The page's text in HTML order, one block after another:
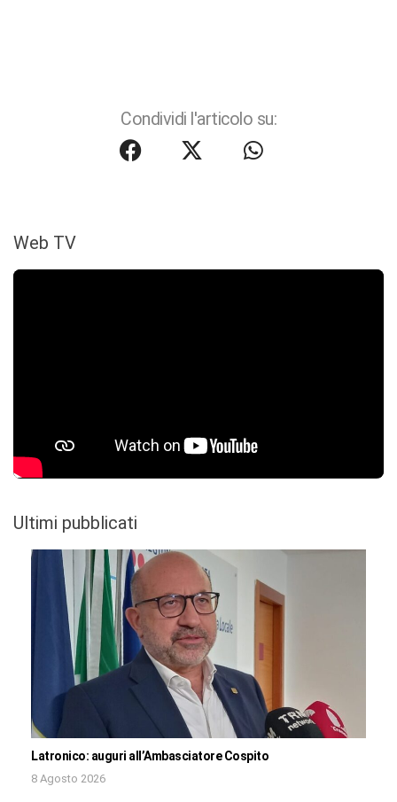
Condividi l'articolo su:
Web TV
Ultimi pubblicati
Latronico: auguri all’Ambasciatore Cospito
8 Agosto 2026